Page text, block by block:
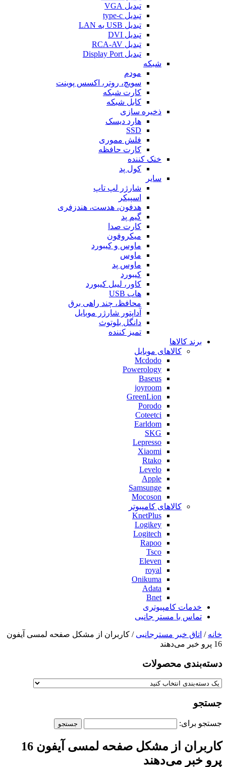
تبدیل VGA
تبدیل type-c
تبدیل USB به LAN
تبدیل DVI
تبدیل RCA-AV
تبدیل Display Port
شبکه
مودم
سویچ، روتر، اکسس پوینت
کارت شبکه
کابل شبکه
ذخیره سازی
هارد دیسک
SSD
فلش مموری
کارت حافظه
خنک کننده
کول پد
سایر
شارژر لپ تاپ
اسپیکر
هدفون، هدست، هندزفری
گیم پد
کارت صدا
میکروفون
ماوس و کیبورد
ماوس
ماوس پد
کیبورد
کاور، لیبل کیبورد
هاب USB
محافظ، چند راهی برق
آداپتور شارژر موبایل
دانگل بلوتوث
تمیز کننده
برند کالاها
کالاهای موبایل
Mcdodo
Powerology
Baseus
joyroom
GreenLion
Porodo
Coteetci
Earldom
SKG
Lepresso
Xiaomi
Rtako
Levelo
Apple
Samsunge
Mocoson
کالاهای کامپیوتر
KnetPlus
Logikey
Logitech
Rapoo
Tsco
Eleven
royal
Onikuma
Adata
Bnet
خدمات کامپیوتری
تماس با مستر جانبی
خانه / اتاق خبر مسترجانبی / کاربران از مشکل صفحه لمسی آیفون
16 پرو خبر می‌دهند
دسته‌بندی‌ محصولات
جستجو
جستجو برای:
کاربران از مشکل صفحه لمسی آیفون 16
پرو خبر می‌دهند